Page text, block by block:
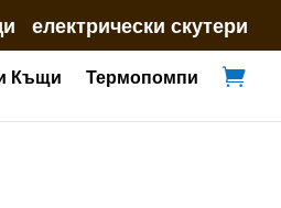
електрически скутери
Къщи Термопомпи 